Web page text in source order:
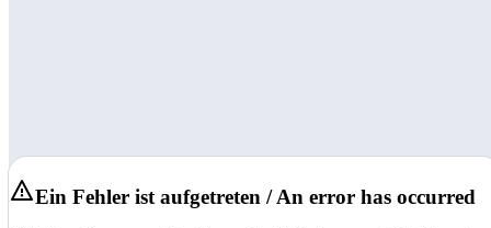
Ein Fehler ist aufgetreten / An error has occurred